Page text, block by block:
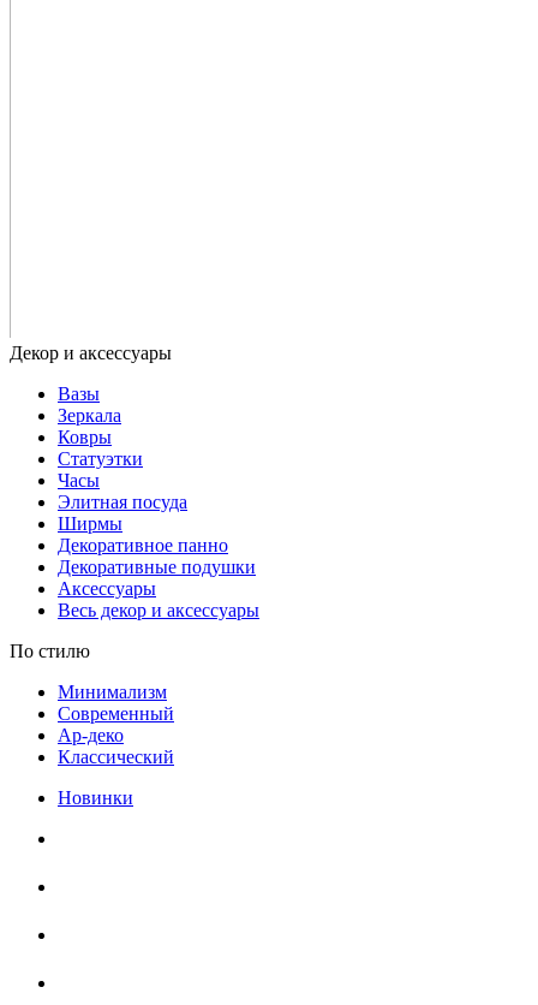
Вазы
Зеркала
Ковры
Статуэтки
Часы
Элитная посуда
Ширмы
Декоративное панно
Декоративные подушки
Аксессуары